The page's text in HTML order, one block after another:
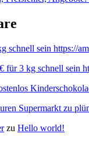
schnell sein https://
für 3 kg schnell sein
Supermarkt zu
zu Hello world!